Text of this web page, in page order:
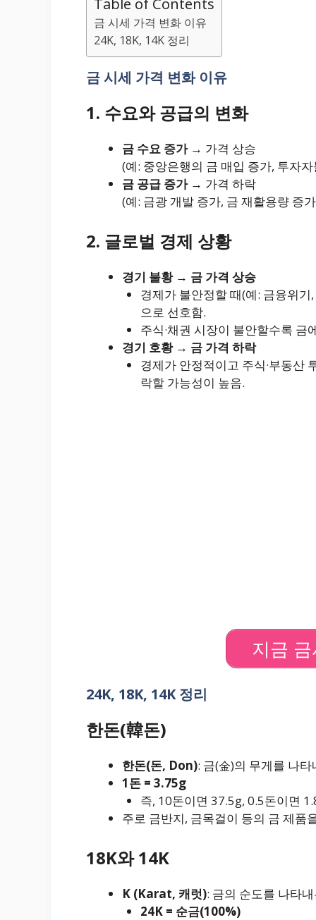
금 시세 가격 변화 이유
24K, 18K, 14K 정리
금 시세 가격 변화 이유
1. 수요와 공급의 변화
금 수요 증가→ 가격 상승
(예: 중앙은행의 금 매입 증가, 투자
금 공급 증가→ 가격 하락
(예: 금광 개발 증가, 금 재활용량 증
2. 글로벌 경제 상황
경기 불황 → 금 가격 상승
경제가 불안정할 때(예: 금융위
으로 선호함.
주식·채권 시장이 불안할수록
경기 호황 → 금 가격 하락
경제가 안정적이고 주식·부동산
락할 가능성이 높음.
지금
24K, 18K, 14K 정리
한돈(韓돈)
한돈(돈, Don): 금(金)의 무게를 나
1돈 = 3.75g
즉, 10돈이면 37.5g, 0.5돈이면
주로 금반지, 금목걸이 등의 금 제품
18K와 14K
K (Karat, 캐럿): 금의 순도를 나타
24K = 순금(100%)